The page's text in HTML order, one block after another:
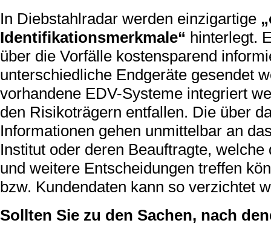
In Diebstahlradar werden einzigartige
Identifikationsmerkmale“ hinterlegt.
über die Vorfälle kostensparend
unterschiedliche Endgeräte gesendet
vorhandene EDV-Systeme integriert
den Risikoträgern entfallen. Die über
Informationen gehen unmittelbar an
Institut oder deren Beauftragte,
und weitere Entscheidungen treffen
bzw. Kundendaten kann so verzichtet
Sollten Sie zu den Sachen, nach